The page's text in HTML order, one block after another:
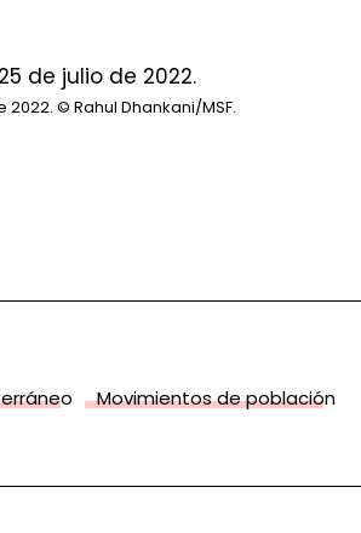
2022. © Rahul Dhankani/MSF.
Movimientos de población